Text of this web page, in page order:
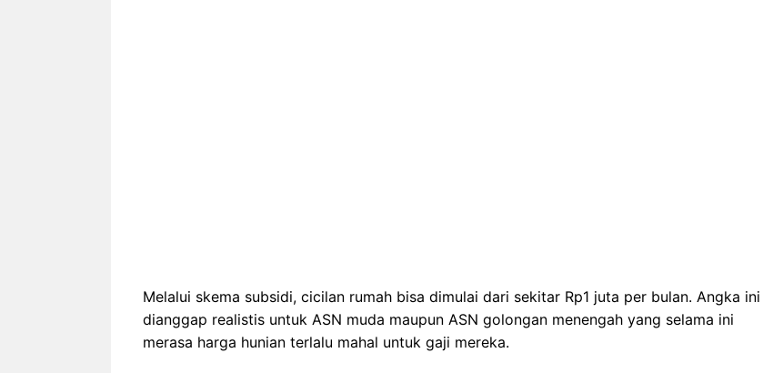
Melalui skema subsidi, cicilan rumah bisa dimulai dari sekitar Rp1 juta per bulan. Angka ini
dianggap realistis untuk ASN muda maupun ASN golongan menengah yang selama ini
merasa harga hunian terlalu mahal untuk gaji mereka.